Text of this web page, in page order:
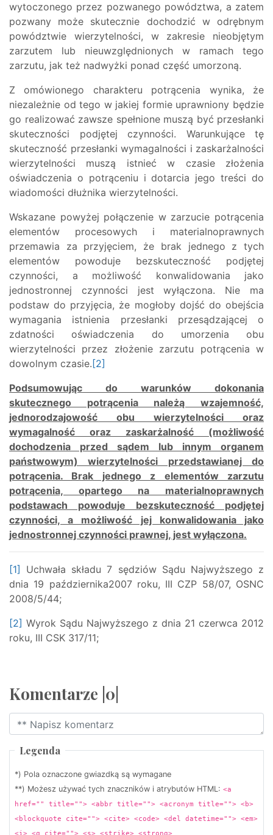
wytoczonego przez pozwanego powództwa, a zatem
pozwany może skutecznie dochodzić w odrębnym
powództwie wierzytelności, w zakresie nieobjętym
zarzutem lub nieuwzględnionych w ramach tego
zarzutu, jak też nadwyżki ponad część umorzoną.
Z omówionego charakteru potrącenia wynika, że
niezależnie od tego w jakiej formie uprawniony będzie
go realizować zawsze spełnione muszą być przesłanki
skuteczności podjętej czynności. Warunkujące tę
skuteczność przesłanki wymagalności i zaskarżalności
wierzytelności muszą istnieć w czasie złożenia
oświadczenia o potrąceniu i dotarcia jego treści do
wiadomości dłużnika wierzytelności.
Wskazane powyżej połączenie w zarzucie potrącenia
elementów procesowych i materialnoprawnych
przemawia za przyjęciem, że brak jednego z tych
elementów powoduje bezskuteczność podjętej
czynności, a możliwość konwalidowania jako
jednostronnej czynności jest wyłączona. Nie ma
podstaw do przyjęcia, że mogłoby dojść do obejścia
wymagania istnienia przesłanki przesądzającej o
zdatności oświadczenia do umorzenia obu
wierzytelności przez złożenie zarzutu potrącenia w
dowolnym czasie. [2]
Podsumowując do warunków dokonania
skutecznego potrącenia należą wzajemność,
jednorodzajowość obu wierzytelności oraz
wymagalność oraz zaskarżalność (możliwość
dochodzenia przed sądem lub innym organem
państwowym) wierzytelności przedstawianej do
potrącenia. Brak jednego z elementów zarzutu
potrącenia, opartego na materialnoprawnych
podstawach powoduje bezskuteczność podjętej
czynności, a możliwość jej konwalidowania jako
jednostronnej czynności prawnej, jest wyłączona.
[1]
Uchwała składu 7 sędziów Sądu Najwyższego z
dnia 19 października2007 roku, III CZP 58/07, OSNC
2008/5/44;
[2] Wyrok Sądu Najwyższego z dnia 21 czerwca 2012
roku, III CSK 317/11;
Komentarze |0|
Legenda
*) Pola oznaczone gwiazdką są wymagane
**) Możesz używać tych znaczników i atrybutów HTML: <a
href="" title=""> <abbr title=""> <acronym title=""> <b>
<blockquote cite=""> <cite> <code> <del datetime=""> <em>